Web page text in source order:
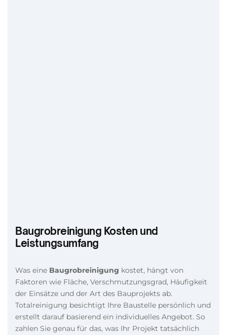
Baugrobreinigung Kosten und
Leistungsumfang
Was eine Baugrobreinigung kostet, hängt von
Faktoren wie Fläche, Verschmutzungsgrad, Häufigkeit
der Einsätze und der Art des Bauprojekts ab.
Totalreinigung besichtigt Ihre Baustelle persönlich und
erstellt darauf basierend ein individuelles Angebot. So
zahlen Sie genau für das, was Ihr Projekt tatsächlich